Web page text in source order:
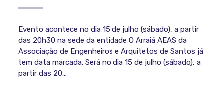
Evento acontece no dia 15 de julho (sábado), a partir
das 20h30 na sede da entidade O Arraiá AEAS da
Associação de Engenheiros e Arquitetos de Santos já
tem data marcada. Será no dia 15 de julho (sábado), a
partir das 20...